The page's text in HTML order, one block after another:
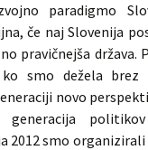
paradigmo
če naj Slovenija
pravičnejša država.
smo dežela brez
novo
2012 smo